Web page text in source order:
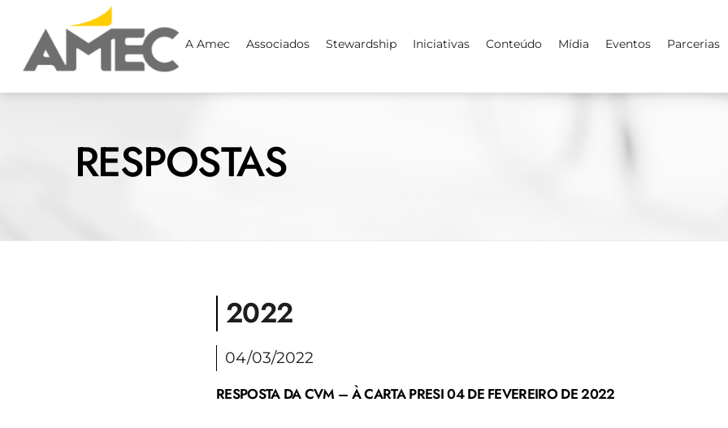
content
A Amec Associados Stewardship Iniciativas Conteúdo Mídia Eventos Parcerias
RESPOSTAS
2022
04/03/2022
RESPOSTA DA CVM – À CARTA PRESI 04 DE FEVEREIRO DE 2022